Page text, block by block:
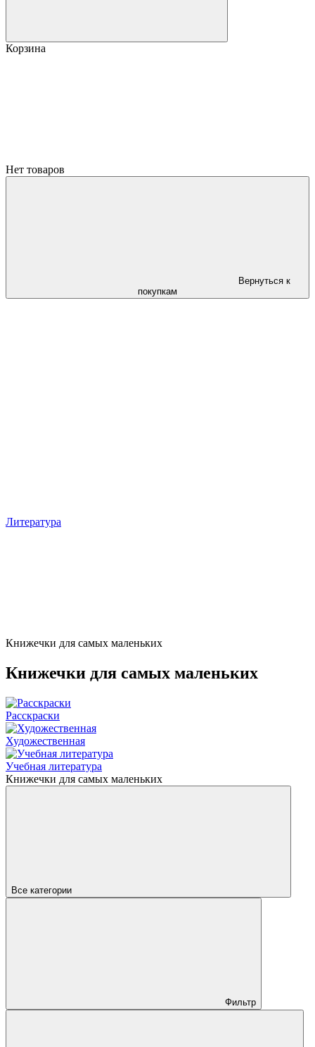
Корзина
Нет товаров
Вернуться к
покупкам
Литература
Книжечки для самых маленьких
Книжечки для самых маленьких
Расскраски
Художественная
Учебная литература
Книжечки для самых маленьких
Все категории
Фильтр